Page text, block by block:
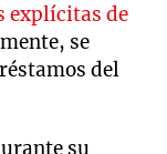
explícitas de
se
del